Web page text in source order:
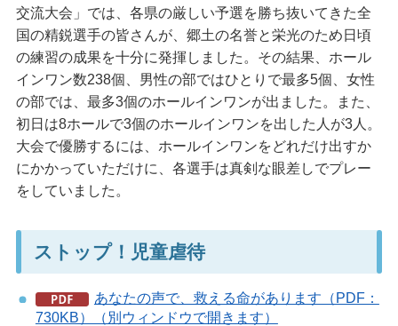
交流大会」では、各県の厳しい予選を勝ち抜いてきた全
国の精鋭選手の皆さんが、郷土の名誉と栄光のため日頃
の練習の成果を十分に発揮しました。その結果、ホール
インワン数238個、男性の部ではひとりで最多5個、女性
の部では、最多3個のホールインワンが出ました。また、
初日は8ホールで3個のホールインワンを出した人が3人。
大会で優勝するには、ホールインワンをどれだけ出すか
にかかっていただけに、各選手は真剣な眼差しでプレー
をしていました。
ストップ！児童虐待
あなたの声で、救える命があります（PDF：
730KB）（別ウィンドウで開きます）